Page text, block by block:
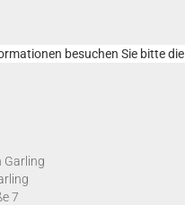
besuchen Sie bitte die
Garling
7